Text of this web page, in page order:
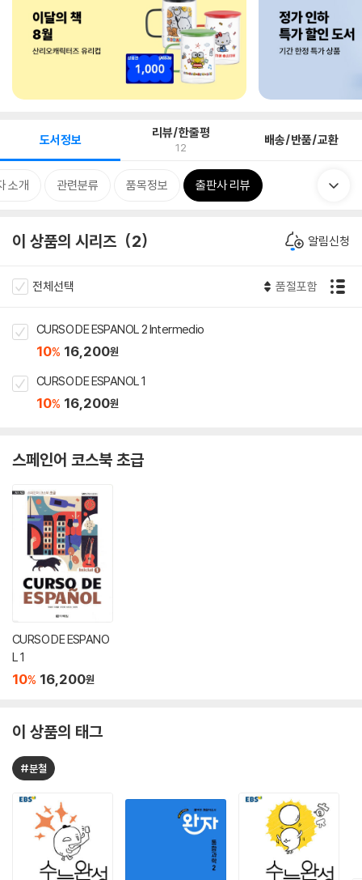
도서정보 리뷰/한줄평
12 배송/반품/교환
소개 관련분류 품목정보 출판사 리뷰
이 상품의 시리즈 2 알림신청
전체선택 품절포함
CURSO DE ESPANOL 2 Intermedio
10% 16,200원
CURSO DE ESPANOL 1
10% 16,200원
스페인어 코스북 초급
CURSO DE ESPANO
L 1
10% 16,200원
이 상품의 태그
#분철